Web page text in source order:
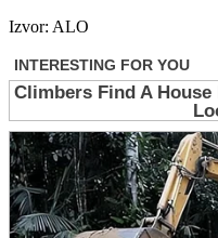
Izvor: ALO